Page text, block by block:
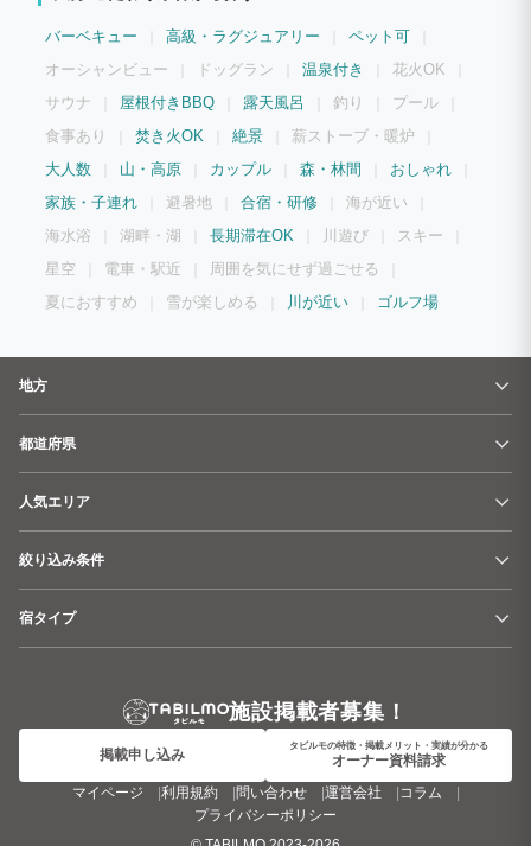
バーベキュー 高級・ラグジュアリー
ペット可
オーシャンビュー
ドッグラン 温泉付き
花火OK
サウナ
屋根付きBBQ 露天風呂 釣り
プール
食事あり
焚き火OK 絶景
薪ストーブ・暖炉
大人数
山・高原 カップル 森・林間
おしゃれ
家族・子連れ
避暑地 合宿・研修
海が近い
海水浴
湖畔・湖 長期滞在OK 川遊び
スキー
星空
電車・駅近
周囲を気にせず過ごせる
夏におすすめ
雪が楽しめる 川が近い ゴルフ場
地方
都道府県
人気エリア
絞り込み条件
宿タイプ
施設掲載者募集！
掲載申し込み
タビルモの特徴・掲載メリット・実績が分かる
オーナー資料請求
マイページ
利用規約 問い合わせ 運営会社
コラム
プライバシーポリシー